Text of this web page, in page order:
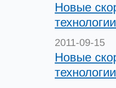
Новые
2011-09-15
Новые